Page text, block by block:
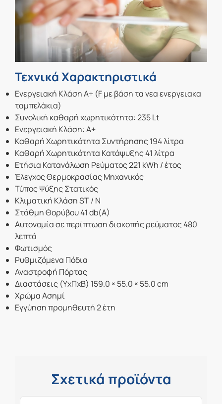
Τεχνικά Χαρακτηριστικά
Ενεργειακή Κλάση A+ (F με βάση τα νεα ενεργειακα
ταμπελάκια)
Συνολική καθαρή χωρητικότητα: 235 Lt
Ενεργειακή Κλάση: A+
Καθαρή Χωρητικότητα Συντήρησης 194 λίτρα
Καθαρή Χωρητικότητα Κατάψυξης 41 λίτρα
Ετήσια Κατανάλωση Ρεύµατος 221 kWh / έτος
Έλεγχος Θερμοκρασίας Μηχανικός
Τύπος Ψύξης Στατικός
Κλιµατική Κλάση ST / N
Στάθμη Θορύβου 41 db(A)
Αυτονομία σε περίπτωση διακοπής ρεύματος 480
λεπτά
Φωτισμός
Ρυθμιζόμενα Πόδια
Αναστροφή Πόρτας
Διαστάσεις (ΥxΠxΒ) 159.0 × 55.0 × 55.0 cm
Χρώμα Ασημί
Εγγύηση προμηθευτή 2 έτη
Σχετικά προϊόντα